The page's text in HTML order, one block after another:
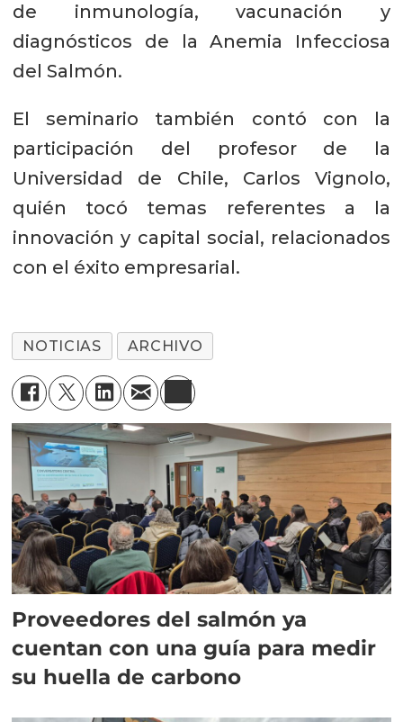
de inmunología, vacunación y
diagnósticos de la Anemia Infecciosa
del Salmón.
El seminario también contó con la
participación del profesor de la
Universidad de Chile, Carlos Vignolo,
quién tocó temas referentes a la
innovación y capital social, relacionados
con el éxito empresarial.
NOTICIAS ARCHIVO
Proveedores del salmón ya
cuentan con una guía para medir
su huella de carbono